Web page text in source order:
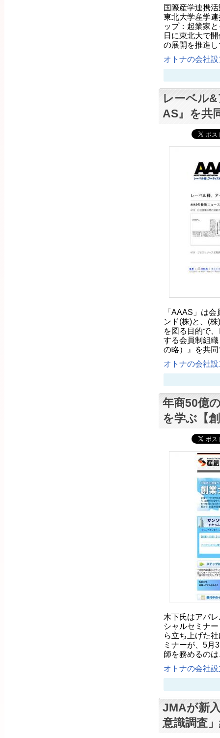
国際産学連携
東北大学産学
ップ：起業家
日に東北大で
の展開を推進
オトナの会社
レーベル
AS』を共
「AAAS」は
ンド(株)と、(
を図る目的で
する会員制組
の略）』を共
オトナの会社
年商50億
を学ぶ【
木下氏はアパ
シャルセミナ
ら立ち上げた
ミナーが、5月
師を務めるの
オトナの会社
JMAが新
意識調査